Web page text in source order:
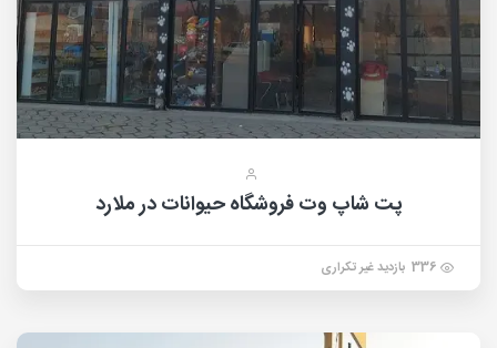
پت شاپ وت فروشگاه حیوانات در ملارد
336 بازدید غیر تکراری